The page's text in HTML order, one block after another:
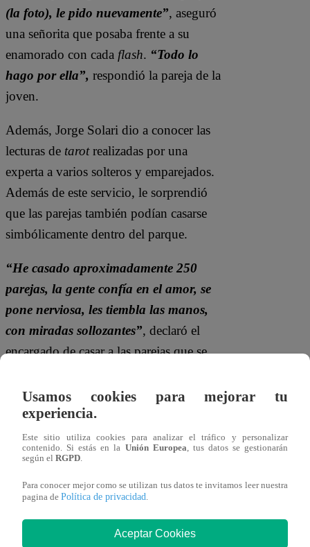
(la foto), le pido nuevamente”, aseguró
una señorita que posaba frente a su
enamorado con cada flash. “Todo lo
hago por ella”, respondió la pareja de la
joven.
Además, Jorge Solari dio a conocer las
lecturas de tarotrealizadas por una
experta a varios solteros y emparejados.
Además de este servicio, le sorprendió
que las parejas también podían casarse
simbólicamente dentro del parque.
“He casado aproximadamente 250
parejas, la gente confía en el amor, se
pone nerviosa, les tiembla las manos,
con miradas sollozantes”, declaró el
encargado de casar a las parejas que se
Cuando el reportero le preguntó a unos
matrimonio, la respuesta de una
aquí salimos a la notaría”, señaló muy
Keki Rojas y Alejandro Tagle, listos
Usamos cookies para mejorar tu
experiencia.
Este sitio utiliza cookies para analizar el tráfico y personalizar
contenido. Si estás en la Unión Europea , tus datos se gestionarán
según el RGPD
Para conocer mejor como se utilizan tus datos te invitamos leer nuestra
pagina de Política de privacidad
Aceptar Cookies